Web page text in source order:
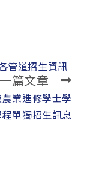
管道招生資訊
篇文章
業進修學士學
單獨招生訊息